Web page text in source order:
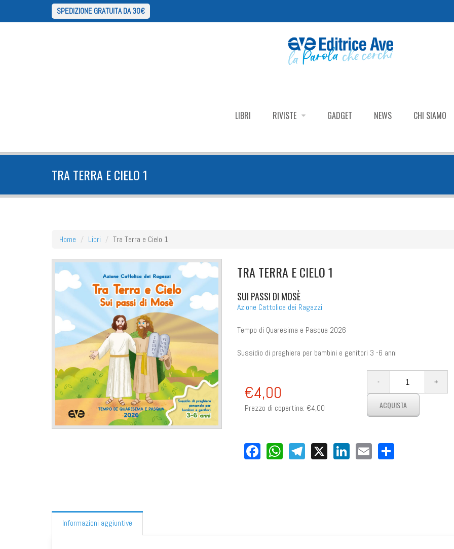
SPEDIZIONE GRATUITA DA 30€
LIBRI RIVISTE GADGET NEWS CHI SIAMO
TRA TERRA E CIELO 1
Home Libri Tra Terra e Cielo 1
TRA TERRA E CIELO 1
SUI PASSI DI MOSÈ
Azione Cattolica dei Ragazzi
Tempo di Quaresima e Pasqua 2026
Sussidio di preghiera per bambini e genitori 3 -6 anni
€4,00
Prezzo di copertina: €4,00
Facebook
WhatsApp
Telegram
X LinkedIn
EmailShare
Informazioni aggiuntive